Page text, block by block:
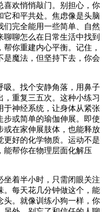
喜欢悄悄敲门。别担心，你
和平共处。焦虑像是头脑
们完全能用一些简单、自然
聊怎么在日常生活中找到
你重建内心平衡。记住，
是魔法，但坚持下去，你会
。找个安静角落，用鼻子
重复三五次。这种小练习
于神经系统，让身体从紧张
步或简单的瑜伽伸展。即使
或在家伸展肢体，也能释放
更好的化学物质。运动不是
能帮你在物理层面化解压
着半小时，只需闭眼关注
。每天花几分钟做这个，能
头。就像训练小狗一样，你